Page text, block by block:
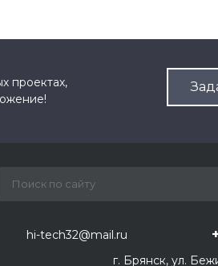
проектах,
hi-tech32@mail.ru
г. Брянск, ул.